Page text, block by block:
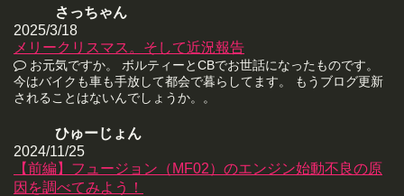
さっちゃん
2025/3/18
メリークリスマス。そして近況報告
お元気ですか。 ボルティーとCBでお世話になったものです。
今はバイクも車も手放して都会で暮らしてます。 もうブログ更新
されることはないんでしょうか。。
ひゅーじょん
2024/11/25
【前編】フュージョン（MF02）のエンジン始動不良の原
因を調べてみよう！